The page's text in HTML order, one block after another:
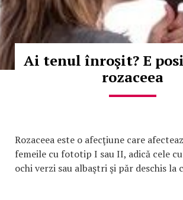
Ai tenul înroşit? E
rozaceea
Rozaceea este o afecţiune care
femeile cu fototip I sau II, adică cele
ochi verzi sau albaştri şi păr deschis la